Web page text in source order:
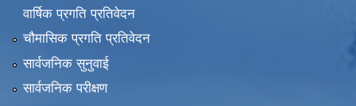
वार्षिक प्रगति प्रतिवेदन
चौमासिक प्रगति प्रतिवेदन
सार्वजनिक सुनुवाई
सार्वजनिक परीक्षण